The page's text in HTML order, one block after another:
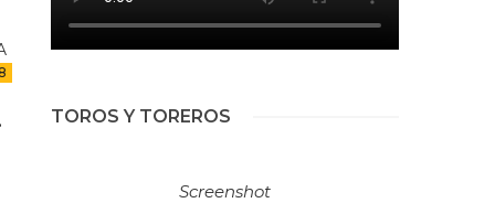
TOROS Y TOREROS
Screenshot